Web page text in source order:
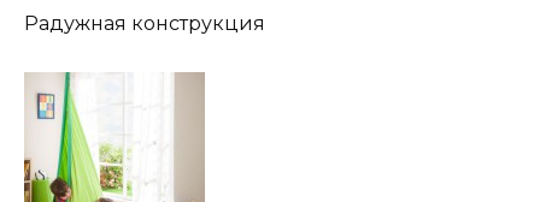
Радужная конструкция